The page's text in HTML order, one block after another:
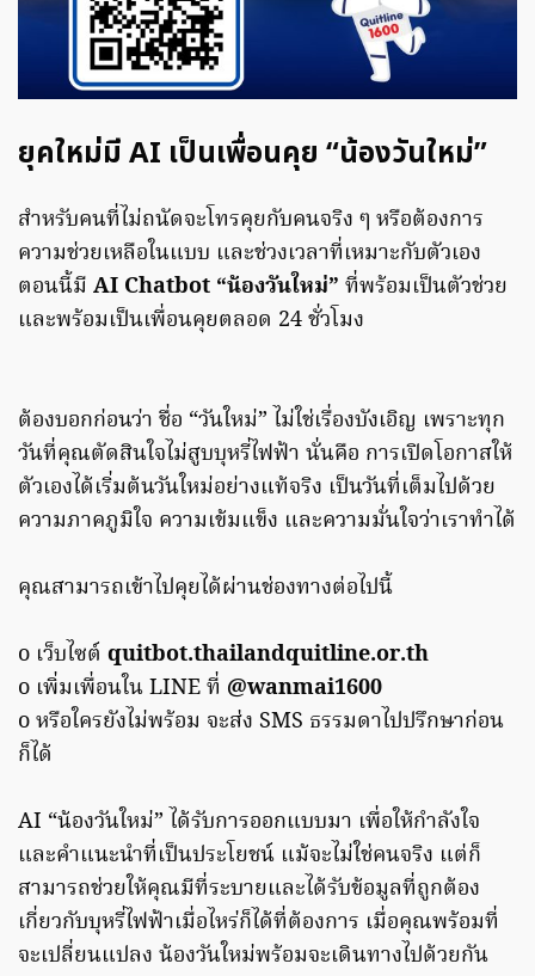
ยุคใหม่มี AI เป็นเพื่อนคุย “น้องวันใหม่”
สำหรับคนที่ไม่ถนัดจะโทรคุยกับคนจริง ๆ หรือต้องการ
ความช่วยเหลือในแบบ และช่วงเวลาที่เหมาะกับตัวเอง
ตอนนี้มี AI Chatbot “น้องวันใหม่” ที่พร้อมเป็นตัวช่วย
และพร้อมเป็นเพื่อนคุยตลอด 24 ชั่วโมง
ต้องบอกก่อนว่า ชื่อ “วันใหม่” ไม่ใช่เรื่องบังเอิญ เพราะทุก
วันที่คุณตัดสินใจไม่สูบบุหรี่ไฟฟ้า นั่นคือ การเปิดโอกาสให้
ตัวเองได้เริ่มต้นวันใหม่อย่างแท้จริง เป็นวันที่เต็มไปด้วย
ความภาคภูมิใจ ความเข้มแข็ง และความมั่นใจว่าเราทำได้
คุณสามารถเข้าไปคุยได้ผ่านช่องทางต่อไปนี้
o เว็บไซต์ quitbot.thailandquitline.or.th
o เพิ่มเพื่อนใน LINE ที่ @wanmai1600
o หรือใครยังไม่พร้อม จะส่ง SMS ธรรมดาไปปรึกษาก่อน
ก็ได้
AI “น้องวันใหม่” ได้รับการออกแบบมา เพื่อให้กำลังใจ
และคำแนะนำที่เป็นประโยชน์ แม้จะไม่ใช่คนจริง แต่ก็
สามารถช่วยให้คุณมีที่ระบายและได้รับข้อมูลที่ถูกต้อง
เกี่ยวกับบุหรี่ไฟฟ้าเมื่อไหร่ก็ได้ที่ต้องการ เมื่อคุณพร้อมที่
จะเปลี่ยนแปลง น้องวันใหม่พร้อมจะเดินทางไปด้วยกัน